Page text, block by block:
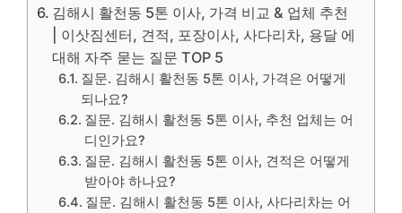
김해시 활천동 5톤 이사, 가격 비교 & 업체 추천
| 이삿짐센터, 견적, 포장이사, 사다리차, 용달 에
대해 자주 묻는 질문 TOP 5
질문. 김해시 활천동 5톤 이사, 가격은 어떻게
되나요?
질문. 김해시 활천동 5톤 이사, 추천 업체는 어
디인가요?
질문. 김해시 활천동 5톤 이사, 견적은 어떻게
받아야 하나요?
질문. 김해시 활천동 5톤 이사, 사다리차는 어